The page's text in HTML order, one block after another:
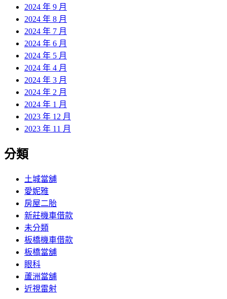
2024 年 9 月
2024 年 8 月
2024 年 7 月
2024 年 6 月
2024 年 5 月
2024 年 4 月
2024 年 3 月
2024 年 2 月
2024 年 1 月
2023 年 12 月
2023 年 11 月
分類
土城當舖
愛妮雅
房屋二胎
新莊機車借款
未分類
板橋機車借款
板橋當舖
眼科
蘆洲當舖
近視雷射